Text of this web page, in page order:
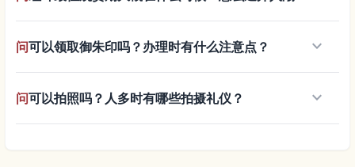
问可以领取御朱印吗？办理时有什么注意点？ keyboard_arrow_down
问可以拍照吗？人多时有哪些拍摄礼仪？ keyboard_arrow_down